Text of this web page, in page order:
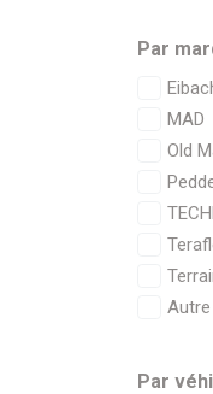
Par
MAD
Old
Autre
Par